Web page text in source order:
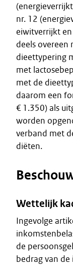
nr. 12
eiwitverrijkt
deels overeen
dieettypering
met
met de
daarom een
€ 1.350) als
worden
verband met
diëten.
Wettelijk
Ingevolge
de
bedrag van